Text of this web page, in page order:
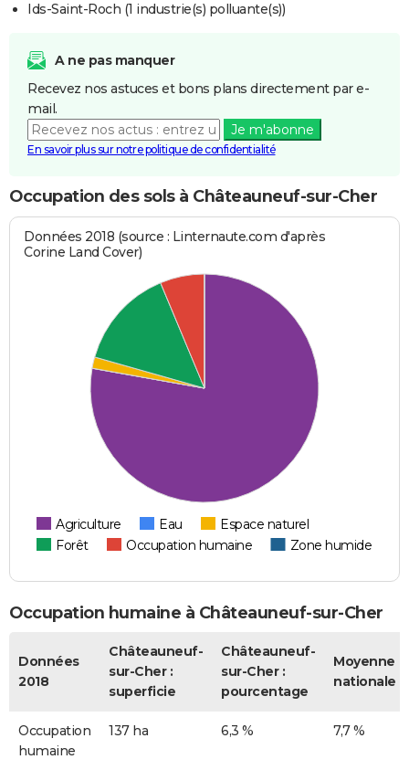
Ids-Saint-Roch (1 industrie(s) polluante(s))
A ne pas manquer
Recevez nos astuces et bons plans directement par e-
mail.
Je m'abonne
En savoir plus sur notre politique de confidentialité
Occupation des sols à Châteauneuf-sur-Cher
Données 2018 (source : Linternaute.com d'après
Corine Land Cover)
Agriculture Eau
Espace naturel
Forêt
Occupation humaine Zone humide
Occupation humaine à Châteauneuf-sur-Cher
Données
2018
Châteauneuf-
sur-Cher :
superficie
Châteauneuf-
sur-Cher :
pourcentage
Moyenne
nationale
Occupation
humaine
137 ha 6,3 % 7,7 %